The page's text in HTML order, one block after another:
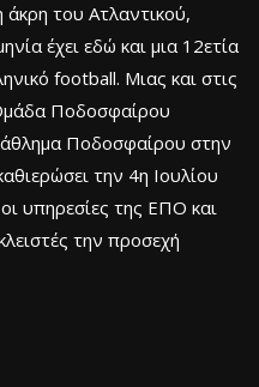
του Ατλαντικού,
έχει εδώ και μια 12ετία
football. Μιας και στις
Ποδοσφαίρου
Ποδοσφαίρου στην
την 4η Ιουλίου
υπηρεσίες της ΕΠΟ και
την προσεχή